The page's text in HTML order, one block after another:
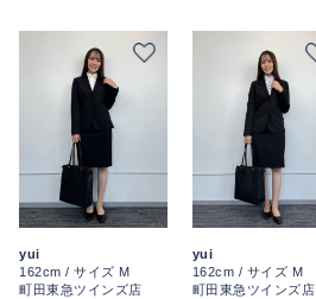
yui
162cm / サイズ M
町田東急ツインズ店
yui
162cm / サイズ M
町田東急ツインズ店